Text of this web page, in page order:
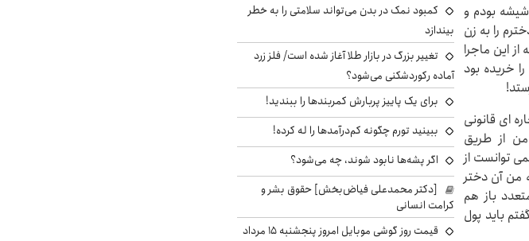
شیشه بودم و
را به زن
از این ماجرا
خریده بود
ای قانونی
از طریق
توانست از
من آن دختر
متعدد باز هم
باید پول
کمبود نمک در بدن می‌تواند سلامتی را به خطر
بیندازد
تغییر بزرگ در بازار طلا آغاز شده است/ فلز زرد
آماده رکوردشکنی می‌شود؟
برای یک پاییز پربارش کمربندها را ببندید!
ببینید تورم چگونه کم‌درآمدها را له کرده!
اگر پشه‌ها نابود شوند، چه می‌شود؟
[دکتر محمدعلی فیاض‌بخش] حقوق بشر و
کرامت انسانی
قیمت روز گوشی موبایل امروز پنجشنبه ۱۵ مرداد